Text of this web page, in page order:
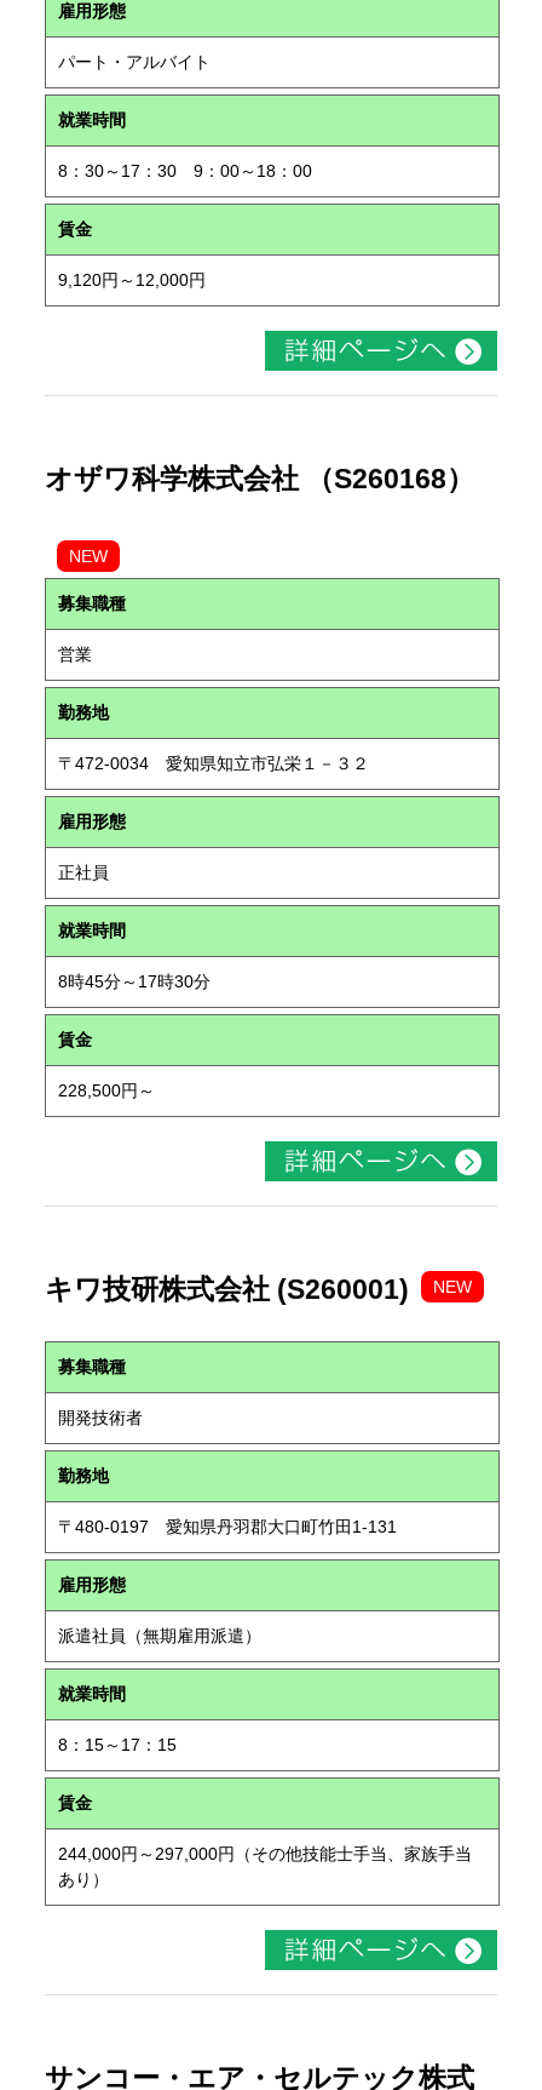
雇用形態
パート・アルバイト
就業時間
8：30～17：30 9：00～18：00
賃金
9,120円～12,000円
オザワ科学株式会社 （S260168）
NEW
募集職種
営業
勤務地
〒472-0034 愛知県知立市弘栄１－３２
雇用形態
正社員
就業時間
8時45分～17時30分
賃金
228,500円～
キワ技研株式会社 (S260001) NEW
募集職種
開発技術者
勤務地
〒480-0197 愛知県丹羽郡大口町竹田1-131
雇用形態
派遣社員（無期雇用派遣）
就業時間
8：15～17：15
賃金
244,000円～297,000円（その他技能士手当、家族手当
あり）
サンコー・エア・セルテック株式